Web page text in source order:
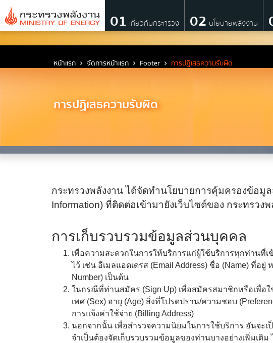
01 เกี่ยวกับกระทรวง 02 นโยบายพลังงาน
เกี่ยวกับกระทรวง
ประวัติกระทรวงพลังงาน
ผู้บริหารเทคโนโลยีสารสนเทศระดับสูง (CIO)
เจตจำนงสุจริตของผู้บริหาร
กฎหมาย/พรบ.ด้านพลังงาน
ประกาศกระทรวงเกี่ยวกับกฎหมาย
การเสริมสร้างวัฒนธรรมองค์กร
การตรวจราชการประจำปี
สำนักงานพลังงานจังหวัด
หน้าแรก จัดการหน้าแรก Footer การปฏิเสธความรับผิด
การปฏิเสธความรับผิด
กระทรวงพลังงาน ได้จัดทำนโยบายการคุ้มครองข้อ
Information) ที่ติดต่อเข้ามายังเว็บไซต์ของ กระทรวง
การเก็บรวบรวมข้อมูลส่วนบุคคล
เพื่อความสะดวกในการให้บริการแก่ผู้ใช้บริการทุกท่านที่
ไว้ เช่น อีเมลแอดเดรส (Email Address) ชื่อ (Name) ที่อ
Number) เป็นต้น
ในกรณีที่ท่านสมัคร (Sign Up) เพื่อสมัครสมาชิกหรือเพื่อ
เพศ (Sex) อายุ (Age) สิ่งที่โปรดปราน/ความชอบ
การแจ้งค่าใช้จ่าย (Billing Address)
นอกจากนั้น เพื่อสำรวจความนิยมในการใช้บริการ อันจะ
จำเป็นต้องจัดเก็บรวบรวมข้อมูลของท่านบางอย่างเพิ่มเติ
แบบฟอ
นามสกุล *
*